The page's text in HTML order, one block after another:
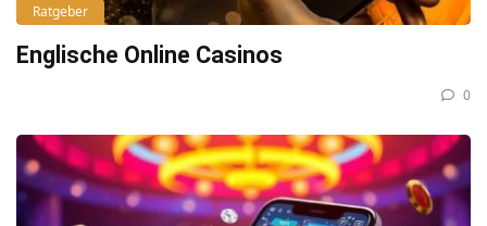
Ratgeber
Englische Online Casinos
0